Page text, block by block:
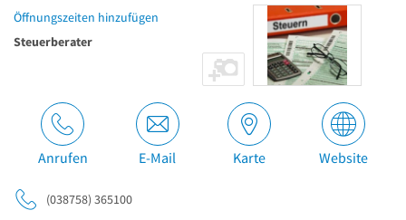
Öffnungszeiten hinzufügen
Steuerberater
Anrufen E-Mail Karte Website
(038758) 365100